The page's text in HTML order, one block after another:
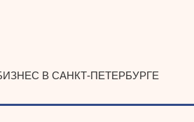
В САНКТ-ПЕТЕРБУРГЕ